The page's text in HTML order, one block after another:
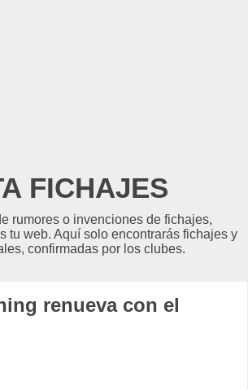
FICHAJES
rumores o invenciones de fichajes,
tu web. Aquí solo encontrarás fichajes y
confirmadas por los clubes.
renueva con el